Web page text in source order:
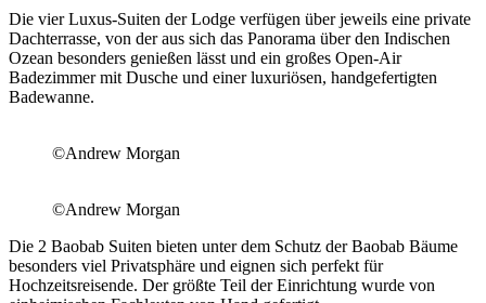
Die vier Luxus-Suiten der Lodge verfügen über jeweils eine private
Dachterrasse, von der aus sich das Panorama über den Indischen
Ozean besonders genießen lässt und ein großes Open-Air
Badezimmer mit Dusche und einer luxuriösen, handgefertigten
Badewanne.
©Andrew Morgan
©Andrew Morgan
Die 2 Baobab Suiten bieten unter dem Schutz der Baobab Bäume
besonders viel Privatsphäre und eignen sich perfekt für
Hochzeitsreisende. Der größte Teil der Einrichtung wurde von